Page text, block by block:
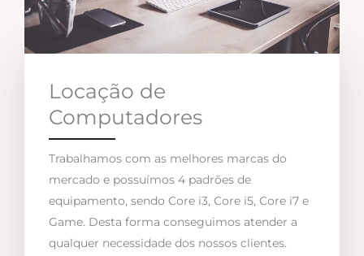
Locação de
Computadores
Trabalhamos com as melhores marcas do
mercado e possuímos 4 padrões de
equipamento, sendo Core i3, Core i5, Core i7 e
Game. Desta forma conseguimos atender a
qualquer necessidade dos nossos clientes.